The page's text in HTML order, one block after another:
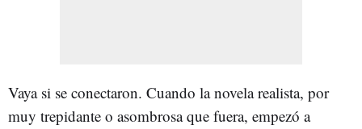
Vaya si se conectaron. Cuando la novela realista, por
muy trepidante o asombrosa que fuera, empezó a